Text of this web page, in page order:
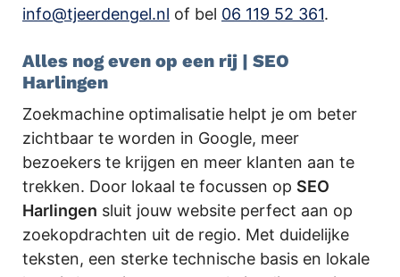
info@tjeerdengel.nl of bel 06 119 52 361.
Alles nog even op een rij | SEO
Harlingen
Zoekmachine optimalisatie helpt je om beter
zichtbaar te worden in Google, meer
bezoekers te krijgen en meer klanten aan te
trekken. Door lokaal te focussen op SEO
Harlingen sluit jouw website perfect aan op
zoekopdrachten uit de regio. Met duidelijke
teksten, een sterke technische basis en lokale